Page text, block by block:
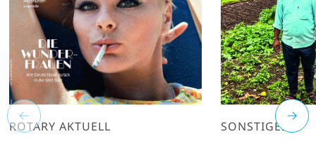
ROTARY AKTUELL SONSTIGES